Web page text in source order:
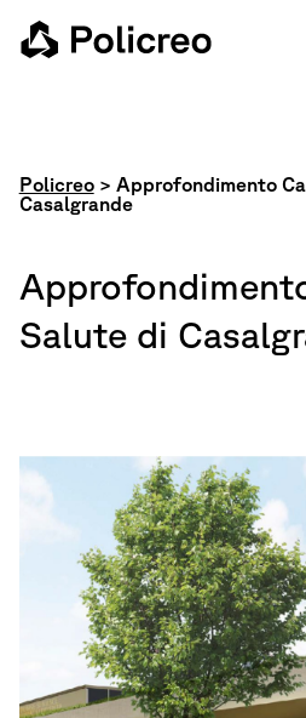
Policreo> Approfondimento
Casalgrande
Salute di